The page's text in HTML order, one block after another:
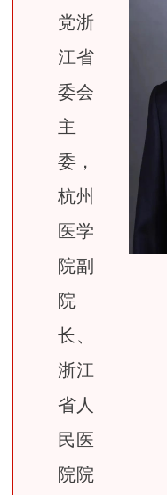
党浙
江省
委会
主
委，
杭州
医学
院副
院
长、
浙江
省人
民医
院院